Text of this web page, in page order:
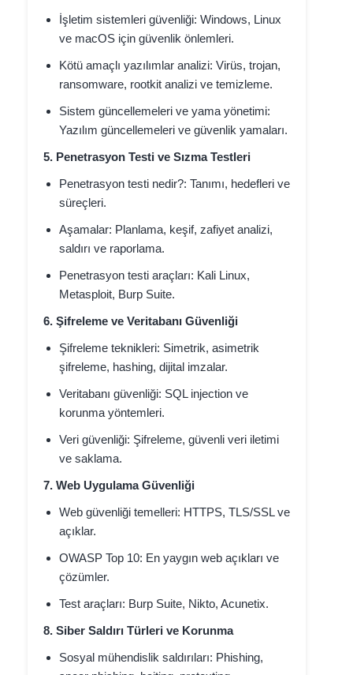
İşletim sistemleri güvenliği: Windows, Linux
ve macOS için güvenlik önlemleri.
Kötü amaçlı yazılımlar analizi: Virüs, trojan,
ransomware, rootkit analizi ve temizleme.
Sistem güncellemeleri ve yama yönetimi:
Yazılım güncellemeleri ve güvenlik yamaları.
5. Penetrasyon Testi ve Sızma Testleri
Penetrasyon testi nedir?: Tanımı, hedefleri ve
süreçleri.
Aşamalar: Planlama, keşif, zafiyet analizi,
saldırı ve raporlama.
Penetrasyon testi araçları: Kali Linux,
Metasploit, Burp Suite.
6. Şifreleme ve Veritabanı Güvenliği
Şifreleme teknikleri: Simetrik, asimetrik
şifreleme, hashing, dijital imzalar.
Veritabanı güvenliği: SQL injection ve
korunma yöntemleri.
Veri güvenliği: Şifreleme, güvenli veri iletimi
ve saklama.
7. Web Uygulama Güvenliği
Web güvenliği temelleri: HTTPS, TLS/SSL ve
açıklar.
OWASP Top 10: En yaygın web açıkları ve
çözümler.
Test araçları: Burp Suite, Nikto, Acunetix.
8. Siber Saldırı Türleri ve Korunma
Sosyal mühendislik saldırıları: Phishing,